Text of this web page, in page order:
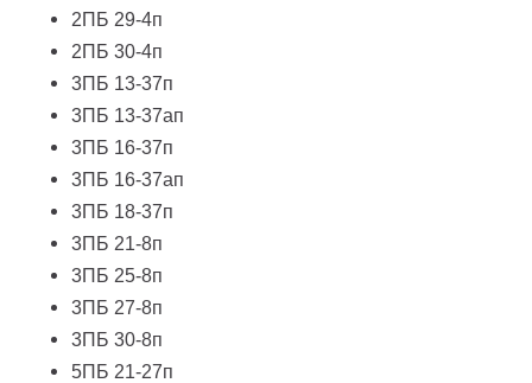
2ПБ 29-4п
2ПБ 30-4п
3ПБ 13-37п
3ПБ 13-37ап
3ПБ 16-37п
3ПБ 16-37ап
3ПБ 18-37п
3ПБ 21-8п
3ПБ 25-8п
3ПБ 27-8п
3ПБ 30-8п
5ПБ 21-27п